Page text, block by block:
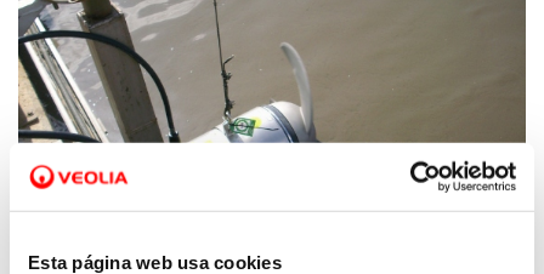
Esta página web usa cookies